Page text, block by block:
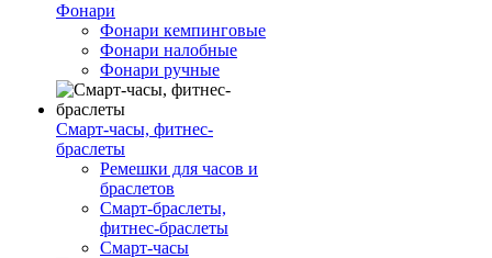
Фонари
Фонари кемпинговые
Фонари налобные
Фонари ручные
Смарт-часы, фитнес-
браслеты
Ремешки для часов и
браслетов
Смарт-браслеты,
фитнес-браслеты
Смарт-часы